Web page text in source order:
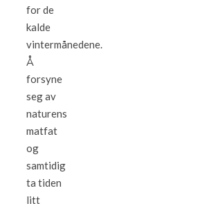
for de
kalde
vintermånedene.
Å
forsyne
seg av
naturens
matfat
og
samtidig
ta tiden
litt